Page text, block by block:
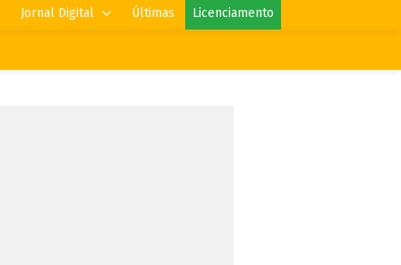
Jornal Digital Últimas Licenciamento